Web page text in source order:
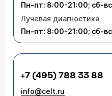
Пн-пт: 8:00-21:00; сб-
Лучевая диагностика
Пн-пт: 8:00-21:00; сб-
+7 (495) 788 33 88
info@celt.ru